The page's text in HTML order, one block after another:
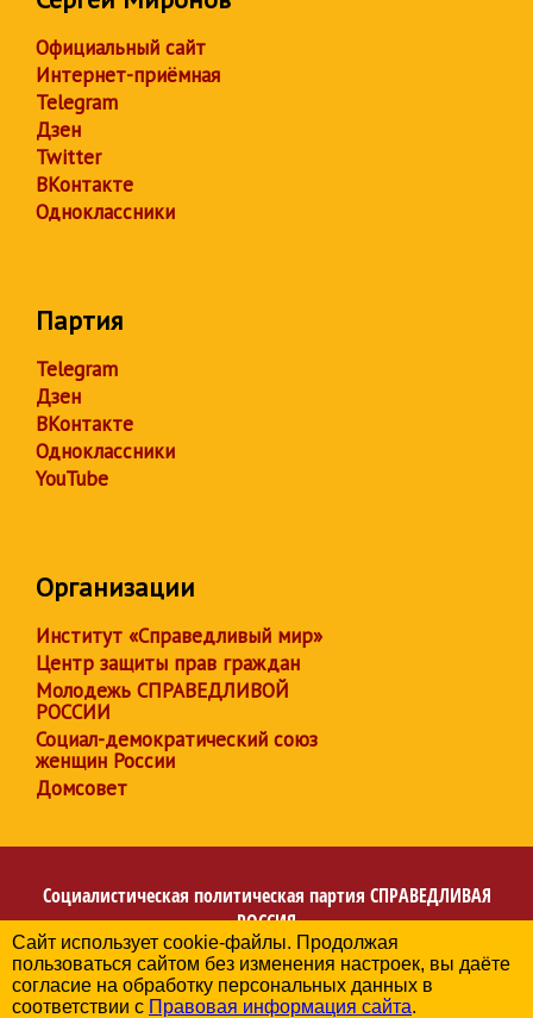
Официальный сайт
Интернет-приёмная
Telegram
Дзен
Twitter
ВКонтакте
Одноклассники
Партия
Telegram
Дзен
ВКонтакте
Одноклассники
YouTube
Организации
Институт «Справедливый мир»
Центр защиты прав граждан
Молодежь СПРАВЕДЛИВОЙ
РОССИИ
Социал-демократический союз
женщин России
Домсовет
Социалистическая политическая партия СПРАВЕДЛИВАЯ
РОССИЯ
Региональное отделение партии в Архангельской
области
© 2006-2026
Сайт использует cookie-файлы. Продолжая
пользоваться сайтом без изменения настроек, вы даёте
согласие на обработку персональных данных в
соответствии с Правовая информация сайта.